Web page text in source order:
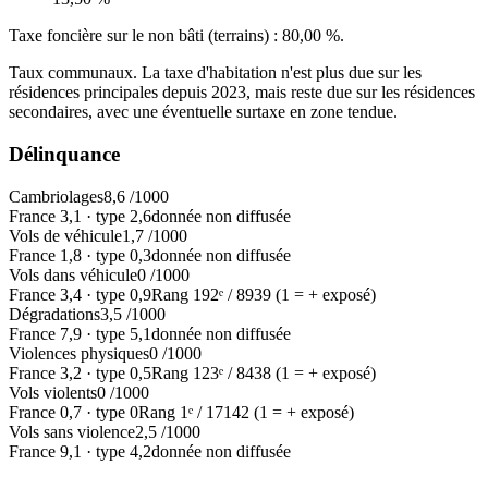
Taxe foncière sur le non bâti (terrains) : 80,00 %.
Taux communaux. La taxe d'habitation n'est plus due sur les
résidences principales depuis 2023, mais reste due sur les résidences
secondaires, avec une éventuelle surtaxe en zone tendue.
Délinquance
Cambriolages8,6 /1000
France 3,1 · type 2,6donnée non diffusée
Vols de véhicule1,7 /1000
France 1,8 · type 0,3donnée non diffusée
Vols dans véhicule0 /1000
France 3,4 · type 0,9Rang 192ᵉ /8939 (1 = + exposé)
Dégradations3,5 /1000
France 7,9 · type 5,1donnée non diffusée
Violences physiques0 /1000
France 3,2 · type 0,5Rang 123ᵉ /8438 (1 = + exposé)
Vols violents0 /1000
France 0,7 · type 0Rang 1ᵉ / 17142 (1 = + exposé)
Vols sans violence2,5 /1000
France 9,1 · type 4,2donnée non diffusée